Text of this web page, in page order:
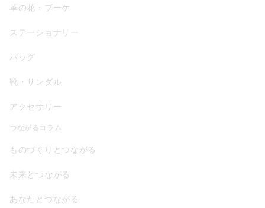
革の花・ブーケ
ステーショナリー
バッグ
靴・サンダル
アクセサリー
つながるコラム
ものづくりとつながる
未来とつながる
あなたとつながる